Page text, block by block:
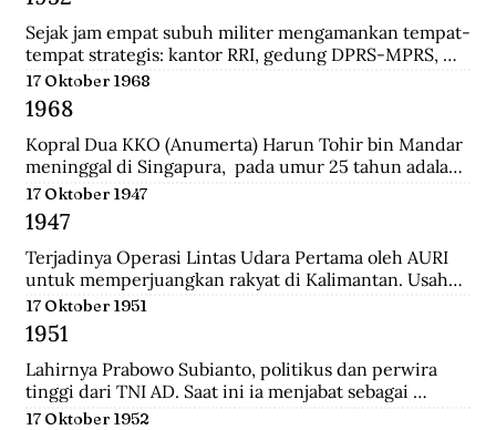
senjata yang dilucuti pasukan TKR dari tentara
Jepang diserahkan kepada Sekutu.
Sejak jam empat subuh militer mengamankan tempat-
tempat strategis: kantor RRI, gedung DPRS-MPRS,
dan stasiun-stasiun keretapi. Pukul delapan pagi,
kerumuman massa menjalar; mereka diangkut dari
pabrik-pabrik di luar kota, sisanya dari Jakarta
dikelola jagoan-jagoan Betawi. Tentara mengorganisir
demonstrasi itu, dengan dukungan tank dan artileri,
bergerak ke istana presiden, menuntut pembubaran
parlemen.
17 Oktober 1968
1968
Kopral Dua KKO (Anumerta) Harun Tohir bin Mandar
meninggal di Singapura,  pada umur 25 tahun adalah
salah satu dari dua anggota KKO Korps Komando; kini
disebut Korps Marinir Indonesia yang ditangkap di
Singapura pada saat terjadinya Konfrontasi dengan
Malaysia. Bersama dengan seorang anggota KKO
lainnya bernama Usman, ia dihukum gantung oleh
pemerintah Singapura pada Oktober 1968 dengan
tuduhan meletakkan bom di wilayah pusat kota
Singapura yang padat pada 10 Maret 1965.
17 Oktober 1947
1947
Terjadinya Operasi Lintas Udara Pertama oleh AURI
untuk memperjuangkan rakyat di Kalimantan. Usaha
ini berhasil menerobos blokade udara Belanda dan
berhasil menerjunkan pasukan didaratan Kalimantan
dan membantu pasukan gerilaya dalam melawan
NICA.
17 Oktober 1951
1951
Lahirnya Prabowo Subianto, politikus dan perwira
tinggi dari TNI AD. Saat ini ia menjabat sebagai
Menteri Pertahanan.
17 Oktober 1952